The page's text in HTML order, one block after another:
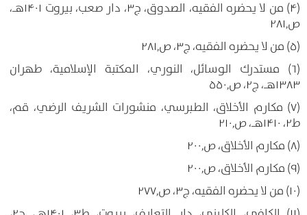
(۴) من لا يحضره الفقيه، الصدوق، ج۳، دار صعب، بيروت ۱۴۰۱هـ،
ص۲۸۱٫
(۵) من لا يحضره الفقيه، ج۳، ص۲۸۱٫
(۶) مستدرك الوسائل، النوري، المكتبة الإسلامية، طهران
۱۳۸۳هـ، ج۲، ص۵۵۰٫
(۷) مكارم الأخلاق، الطبرسي، منشورات الشريف الرضي، قم،
ط۲، ۱۴۱۰هـ، ص۲۱۰٫
(۸) مكارم الأخلاق، ص۲۰۰٫
(۹) مكارم الأخلاق، ص۲۰۰٫
(۱۰) من لا يحضره الفقيه، ج۳، ص۲۷۷٫